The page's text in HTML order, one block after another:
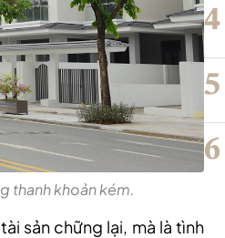
thanh khoản kém.
sản chững lại, mà là tình
4
5
6